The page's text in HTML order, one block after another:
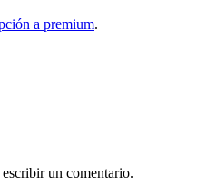
a premium.
un comentario.